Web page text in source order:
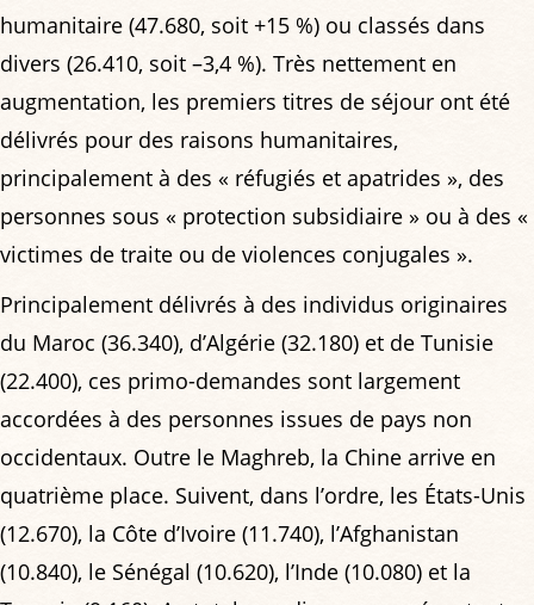
humanitaire (47.680, soit +15 %) ou classés dans
divers (26.410, soit –3,4 %). Très nettement en
augmentation, les premiers titres de séjour ont été
délivrés pour des raisons humanitaires,
principalement à des « réfugiés et apatrides », des
personnes sous « protection subsidiaire » ou à des «
victimes de traite ou de violences conjugales ».
Principalement délivrés à des individus originaires
du Maroc (36.340), d’Algérie (32.180) et de Tunisie
(22.400), ces primo-demandes sont largement
accordées à des personnes issues de pays non
occidentaux. Outre le Maghreb, la Chine arrive en
quatrième place. Suivent, dans l’ordre, les États-Unis
(12.670), la Côte d’Ivoire (11.740), l’Afghanistan
(10.840), le Sénégal (10.620), l’Inde (10.080) et la